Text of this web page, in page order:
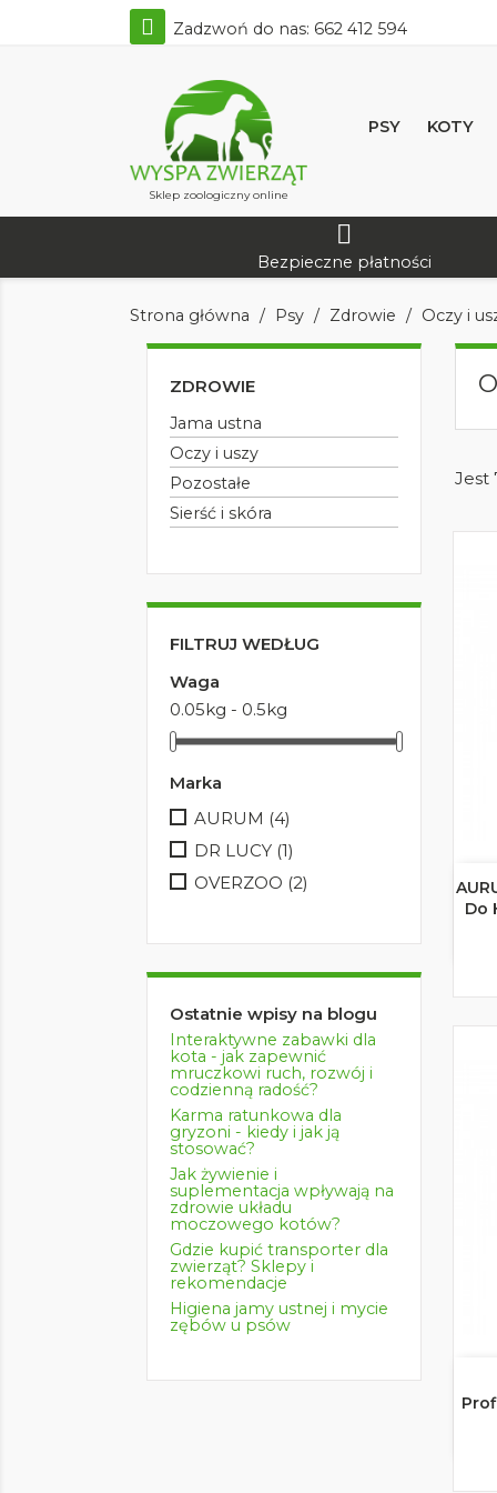
Zadzwoń do nas: 662 412 594
Sklep zoologiczny online
PSY KOTY
Bezpieczne płatności
Strona główna Psy Zdrowie Oczy i
ZDROWIE
Jama ustna
Oczy i uszy
Pozostałe
Sierść i skóra
FILTRUJ WEDŁUG
Waga
0.05kg - 0.5kg
Marka
AURUM (4)
DR LUCY (1)
OVERZOO (2)
Ostatnie wpisy na blogu
Interaktywne zabawki dla
kota - jak zapewnić
mruczkowi ruch, rozwój i
codzienną radość?
Karma ratunkowa dla
gryzoni - kiedy i jak ją
stosować?
Jak żywienie i
suplementacja wpływają na
zdrowie układu
moczowego kotów?
Gdzie kupić transporter dla
zwierząt? Sklepy i
rekomendacje
Higiena jamy ustnej i mycie
zębów u psów
Jest
Do